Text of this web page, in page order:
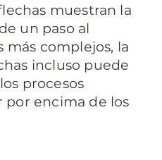
muestran la
un paso al
más complejos, la
incluso puede
procesos
por encima de los